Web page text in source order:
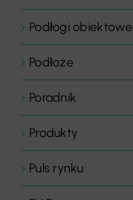
Podłogi obiektowe
Podłoże
Poradnik
Produkty
Puls rynku